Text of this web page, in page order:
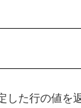
た行の値を